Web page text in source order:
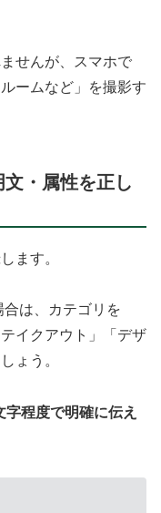
せんが、スマホで
ームなど」を撮影す
・属性を正し
ます。
合は、カテゴリを
イクアウト」「デザ
ょう。
程度で明確に伝え